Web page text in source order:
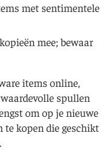
met sentimentele
mee; bewaar
items online,
spullen
om op je nieuwe
te kopen die geschikt